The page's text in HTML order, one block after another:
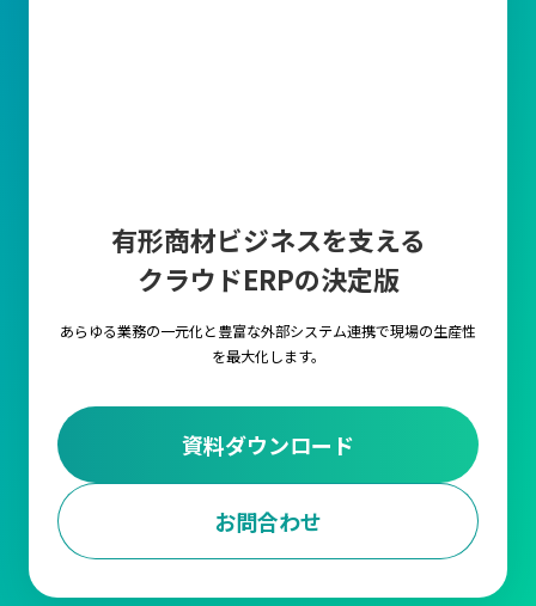
有形商材ビジネスを支える
クラウドERPの決定版
あらゆる業務の一元化と豊富な外部システム連携で現場の生産性
を最大化します。
資料ダウンロード
お問合わせ